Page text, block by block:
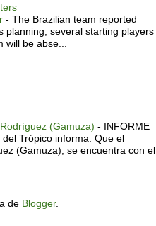
- The Brazilian team reported
planning, several starting players
be abse...
(Gamuza) - INFORME
Trópico informa: Que el
(Gamuza), se encuentra con el
de Blogger.